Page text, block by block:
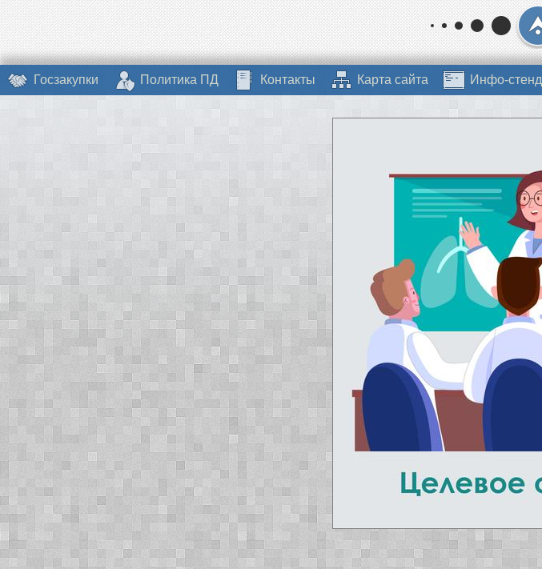
Госзакупки Политика ПД Контакты Карта сайта Инфо-стенд